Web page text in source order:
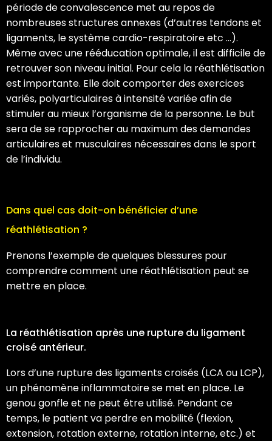
période de convalescence met au repos de
nombreuses structures annexes (d’autres tendons et
ligaments, le système cardio-respiratoire etc …).
Même avec une rééducation optimale, il est difficile de
retrouver son niveau initial. Pour cela la réathlétisation
est importante. Elle doit comporter des exercices
variés, polyarticulaires à intensité variée afin de
stimuler au mieux l’organisme de la personne. Le but
sera de se rapprocher au maximum des demandes
articulaires et musculaires nécessaires dans le sport
de l’individu.
Dans quel cas doit-on bénéficier d’une
réathlétisation ?
Prenons l’exemple de quelques blessures pour
comprendre comment une réathlétisation peut se
mettre en place.
La réathlétisation après une rupture du ligament
croisé antérieur.
Lors d’une rupture des ligaments croisés (LCA ou LCP),
un phénomène inflammatoire se met en place. Le
genou gonfle et ne peut être utilisé. Pendant ce
temps, le patient va perdre en mobilité (flexion,
extension, rotation externe, rotation interne, etc.) et